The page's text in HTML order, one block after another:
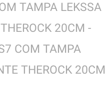
TAMPA LEKSSA
20CM -
COM TAMPA
THEROCK 20CM